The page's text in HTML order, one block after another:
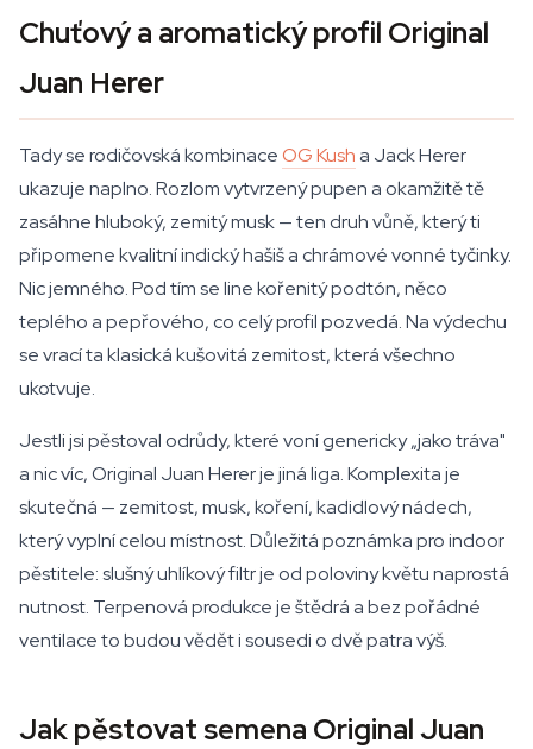
Chuťový a aromatický profil Original
Juan Herer
Tady se rodičovská kombinaceOG Kusha Jack Herer
ukazuje naplno. Rozlom vytvrzený pupen a okamžitě tě
zasáhne hluboký, zemitý musk — ten druh vůně, který ti
připomene kvalitní indický hašiš a chrámové vonné tyčinky.
Nic jemného. Pod tím se line kořenitý podtón, něco
teplého a pepřového, co celý profil pozvedá. Na výdechu
se vrací ta klasická kušovitá zemitost, která všechno
ukotvuje.
Jestli jsi pěstoval odrůdy, které voní genericky „jako tráva"
a nic víc, Original Juan Herer je jiná liga. Komplexita je
skutečná — zemitost, musk, koření, kadidlový nádech,
který vyplní celou místnost. Důležitá poznámka pro indoor
pěstitele: slušný uhlíkový filtr je od poloviny květu naprostá
nutnost. Terpenová produkce je štědrá a bez pořádné
ventilace to budou vědět i sousedi o dvě patra výš.
Jak pěstovat semena Original Juan